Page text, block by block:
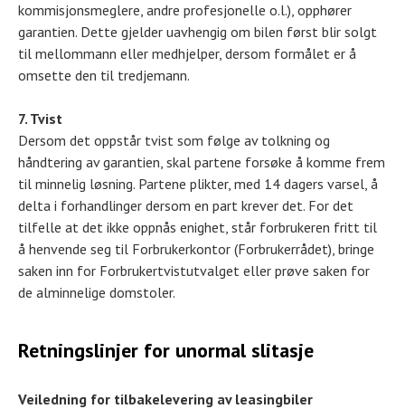
kommisjonsmeglere, andre profesjonelle o.l.), opphører
garantien. Dette gjelder uavhengig om bilen først blir solgt
til mellommann eller medhjelper, dersom formålet er å
omsette den til tredjemann.
7. Tvist
Dersom det oppstår tvist som følge av tolkning og
håndtering av garantien, skal partene forsøke å komme frem
til minnelig løsning. Partene plikter, med 14 dagers varsel, å
delta i forhandlinger dersom en part krever det. For det
tilfelle at det ikke oppnås enighet, står forbrukeren fritt til
å henvende seg til Forbrukerkontor (Forbrukerrådet), bringe
saken inn for Forbrukertvistutvalget eller prøve saken for
de alminnelige domstoler.
Retningslinjer for unormal slitasje
Veiledning for tilbakelevering av leasingbiler